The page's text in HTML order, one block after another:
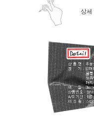
상세